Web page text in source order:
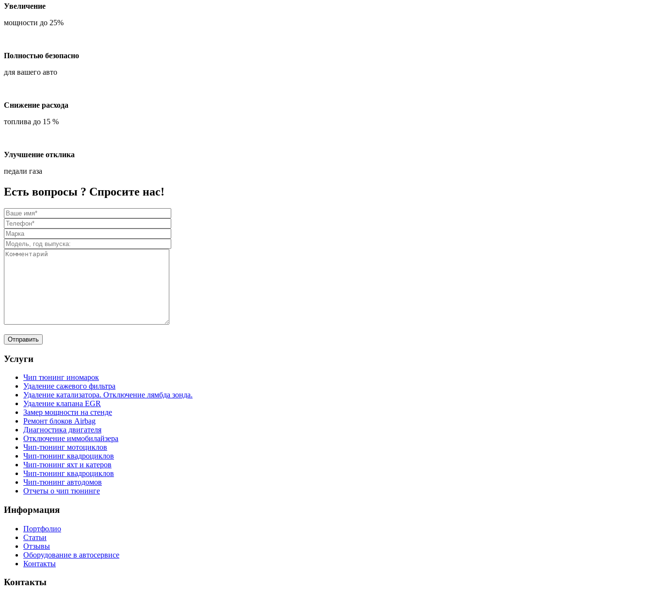
Увеличение
мощности до 25%
Полностью безопасно
для вашего авто
Снижение расхода
топлива до 15 %
Улучшение отклика
педали газа
Есть вопросы ? Спросите нас!
Услуги
Чип тюнинг иномарок
Удаление сажевого фильтра
Удаление катализатора. Отключение лямбда зонда.
Удаление клапана EGR
Замер мощности на стенде
Ремонт блоков Airbag
Диагностика двигателя
Отключение иммобилайзера
Чип-тюнинг мотоциклов
Чип-тюнинг квадроциклов
Чип-тюнинг яхт и катеров
Чип-тюнинг квадроциклов
Чип-тюнинг автодомов
Отчеты о чип тюнинге
Информация
Портфолио
Статьи
Отзывы
Оборудование в автосервисе
Контакты
Контакты